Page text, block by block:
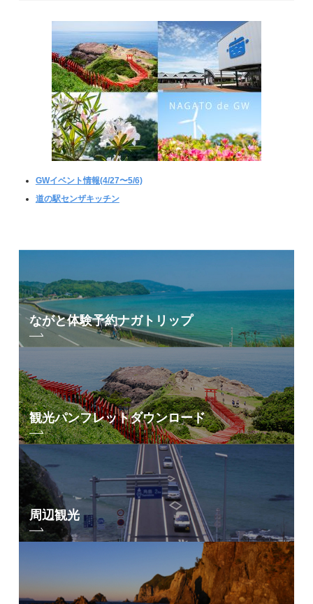
GWイベント情報(4/27〜5/6)
道の駅センザキッチン
ながと体験予約ナガトリップ
観光パンフレットダウンロード
周辺観光